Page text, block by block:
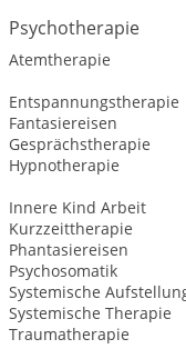
Psychotherapie
Atemtherapie
Entspannungstherapie
Fantasiereisen
Gesprächstherapie
Hypnotherapie
Innere Kind Arbeit
Kurzzeittherapie
Phantasiereisen
Psychosomatik
Systemische
Systemische Therapie
Traumatherapie